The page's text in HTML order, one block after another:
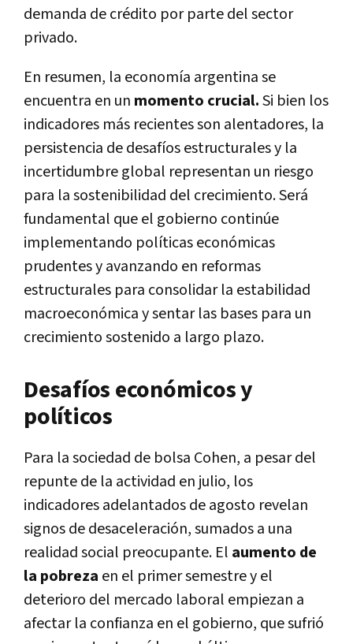
demanda de crédito por parte del sector
privado.
En resumen, la economía argentina se
encuentra en un momento crucial.Si bien los
indicadores más recientes son alentadores, la
persistencia de desafíos estructurales y la
incertidumbre global representan un riesgo
para la sostenibilidad del crecimiento. Será
fundamental que el gobierno continúe
implementando políticas económicas
prudentes y avanzando en reformas
estructurales para consolidar la estabilidad
macroeconómica y sentar las bases para un
crecimiento sostenido a largo plazo.
Desafíos económicos y
políticos
Para la sociedad de bolsa Cohen, a pesar del
repunte de la actividad en julio, los
indicadores adelantados de agosto revelan
signos de desaceleración, sumados a una
realidad social preocupante. El aumento de
la pobreza en el primer semestre y el
deterioro del mercado laboral empiezan a
afectar la confianza en el gobierno, que sufrió